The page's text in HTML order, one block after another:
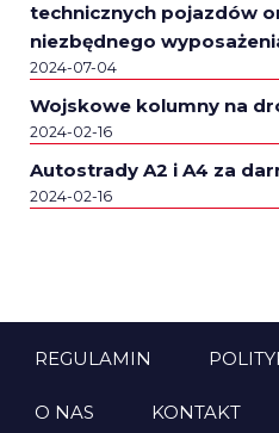
technicznych pojazdów
niezbędnego
2024-07-04
Wojskowe kolumny na
2024-02-16
Autostrady A2 i A4 za
2024-02-16
REGULAMIN
O NAS KONTAKT